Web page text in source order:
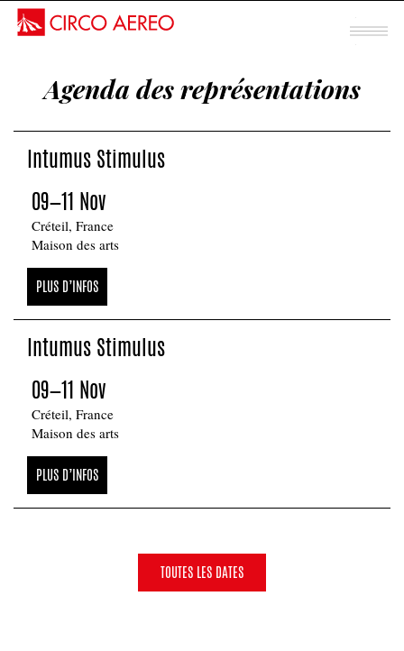
Spectacle mentalisme
Sous chapiteau
INTUMUS
Agenda des représentations
Intumus Stimulus
09—11 Nov
Créteil, France
Maison des arts
PLUS D’INFOS
Intumus Stimulus
09—11 Nov
Créteil, France
Maison des arts
PLUS D’INFOS
TOUTES LES DATES